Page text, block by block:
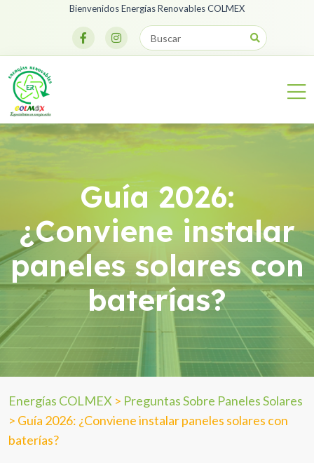
Bienvenidos Energías Renovables COLMEX
Guía 2026:
¿Conviene instalar
paneles solares con
baterías?
Energías COLMEX > Preguntas Sobre Paneles Solares
> Guía 2026: ¿Conviene instalar paneles solares con
baterías?